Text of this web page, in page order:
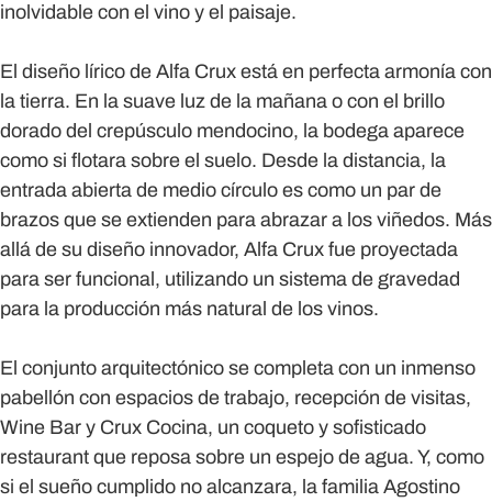
inolvidable con el vino y el paisaje.
El diseño lírico de Alfa Crux está en perfecta armonía con
la tierra. En la suave luz de la mañana o con el brillo
dorado del crepúsculo mendocino, la bodega aparece
como si flotara sobre el suelo. Desde la distancia, la
entrada abierta de medio círculo es como un par de
brazos que se extienden para abrazar a los viñedos. Más
allá de su diseño innovador, Alfa Crux fue proyectada
para ser funcional, utilizando un sistema de gravedad
para la producción más natural de los vinos.
El conjunto arquitectónico se completa con un inmenso
pabellón con espacios de trabajo, recepción de visitas,
Wine Bar y Crux Cocina, un coqueto y sofisticado
restaurant que reposa sobre un espejo de agua. Y, como
si el sueño cumplido no alcanzara, la familia Agostino